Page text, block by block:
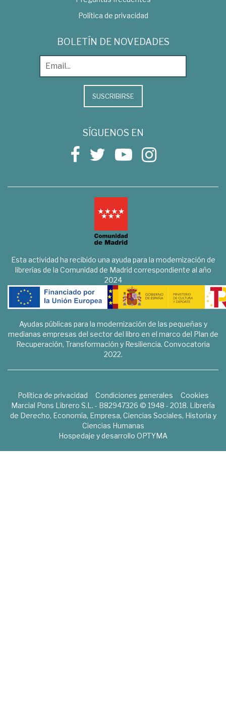
Política de privacidad
BOLETÍN DE NOVEDADES
SUSCRIBIRSE
SÍGUENOS EN
Esta actividad ha recibido una ayuda para la modernización de
librerías de la Comunidad de Madrid correspondiente al año
2024
Ayudas públicas para la modernización de las pequeñas y
medianas empresas del sector del libro en el marco del Plan de
Recuperación, Transformación y Resiliencia. Convocatoria
2022.
Política de privacidad Condiciones generales
Cookies
Marcial Pons Librero S.L. - B82947326 © 1948 - 2018. Librería
de Derecho, Economía, Empresa, Ciencias Sociales, Historia y
Ciencias Humanas
Hospedaje y desarrollo OPTYMA